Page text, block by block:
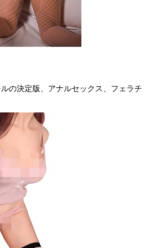
の決定版、アナルセックス、フェラチ